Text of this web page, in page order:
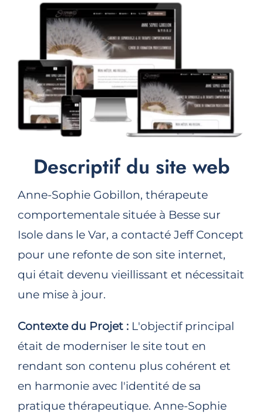
Descriptif du site web
Anne-Sophie Gobillon, thérapeute
comportementale située à Besse sur
Isole dans le Var, a contacté Jeff Concept
pour une refonte de son site internet,
qui était devenu vieillissant et nécessitait
une mise à jour.
Contexte du Projet :L'objectif principal
était de moderniser le site tout en
rendant son contenu plus cohérent et
en harmonie avec l'identité de sa
pratique thérapeutique. Anne-Sophie